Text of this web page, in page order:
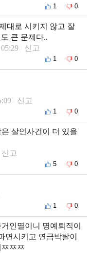
1 0
대로 시키지 않고 잘
큰 문제다..
신고
1 0
신고
1 0
살인사건이 더 있을
신고
5 0
1 0
인멸이니 명예퇴직이
면시키고 연금박탈이
ㅉㅉ